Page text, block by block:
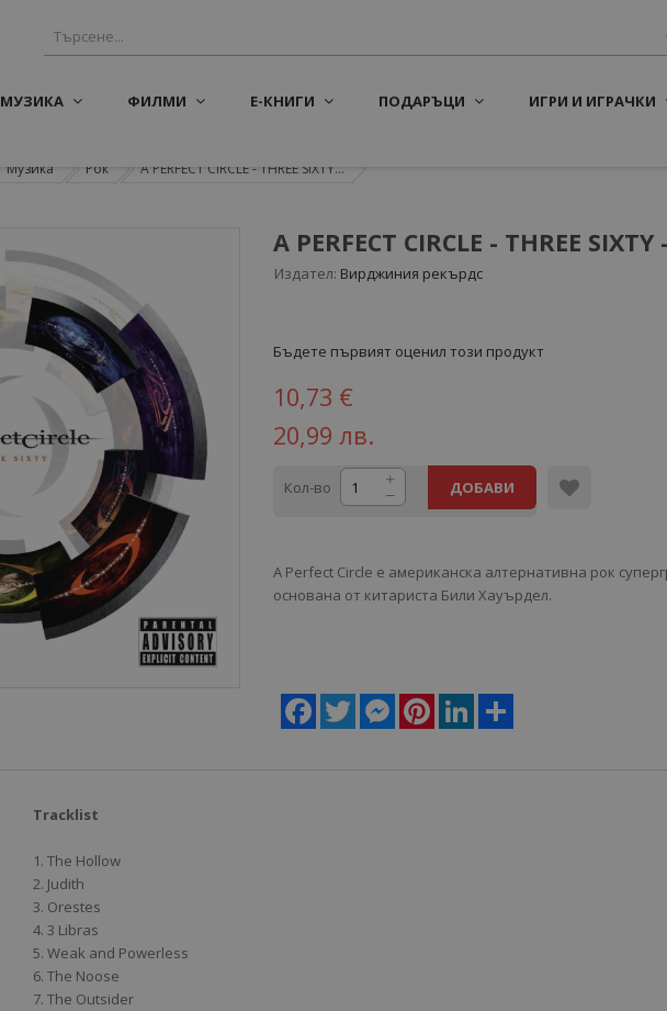
МУЗИКА ФИЛМИ Е-КНИГИ ПОДАРЪЦИ ИГРИ И ИГРАЧКИ
Музика Рок A PERFECT CIRCLE - THREE SIXTY...
A PERFECT CIRCLE - THREE SIXTY
Издател: Вирджиния рекърдс
Бъдете първият оценил този продукт
10,73 €
20,99 лв.
Кол-во ДОБАВИ
A Perfect Circle е американска алтернативна рок
основана от китариста Били Хауърдел.
Facebook
Twitter MessengerPinterestLinkedIn
Tracklist
1. The Hollow
2. Judith
3. Orestes
4. 3 Libras
5. Weak and Powerless
6. The Noose
7. The Outsider